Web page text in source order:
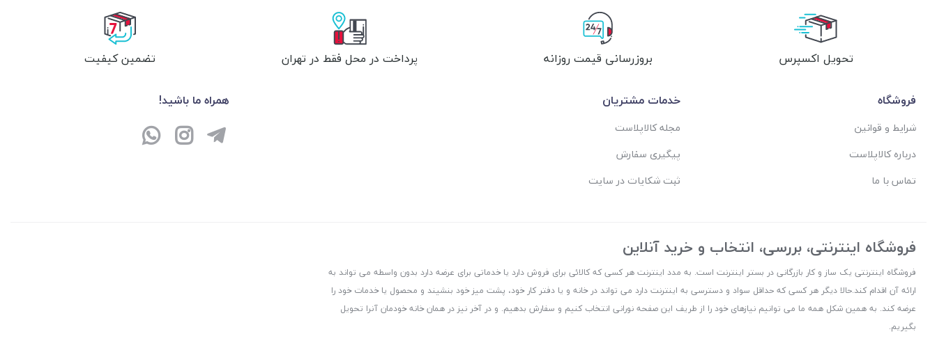
تحویل اکسپرس بروزرسانی قیمت روزانه پرداخت در محل فقط در تهران تضمین کیفیت
فروشگاه
شرایط و قوانین
درباره کالاپلاست
تماس با ما
خدمات مشتریان
مجله کالاپلاست
پیگیری سفارش
ثبت شکایات در سایت
همراه ما باشید!
فروشگاه اینترنتی، بررسی، انتخاب و خرید آنلاین
فروشگاه اینترنتی یک ساز و کار بازرگانی در بستر اینترنت است. به مدد اینترنت هر کسی که کالائی برای فروش دارد یا خدماتی برای عرضه دارد بدون واسطه می تواند به
ارائه آن اقدام کند.حالا دیگر هر کسی که حداقل سواد و دسترسی به اینترنت دارد می تواند در خانه و یا دفتر کار خود، پشت میز خود بنشیند و محصول یا خدمات خود را
عرضه کند. به همین شکل همه ما می توانیم نیازهای خود را از طریف این صفحه نورانی انتخاب کنیم و سفارش بدهیم. و در آخر نیز در همان خانه خودمان آنرا تحویل
بگیریم.